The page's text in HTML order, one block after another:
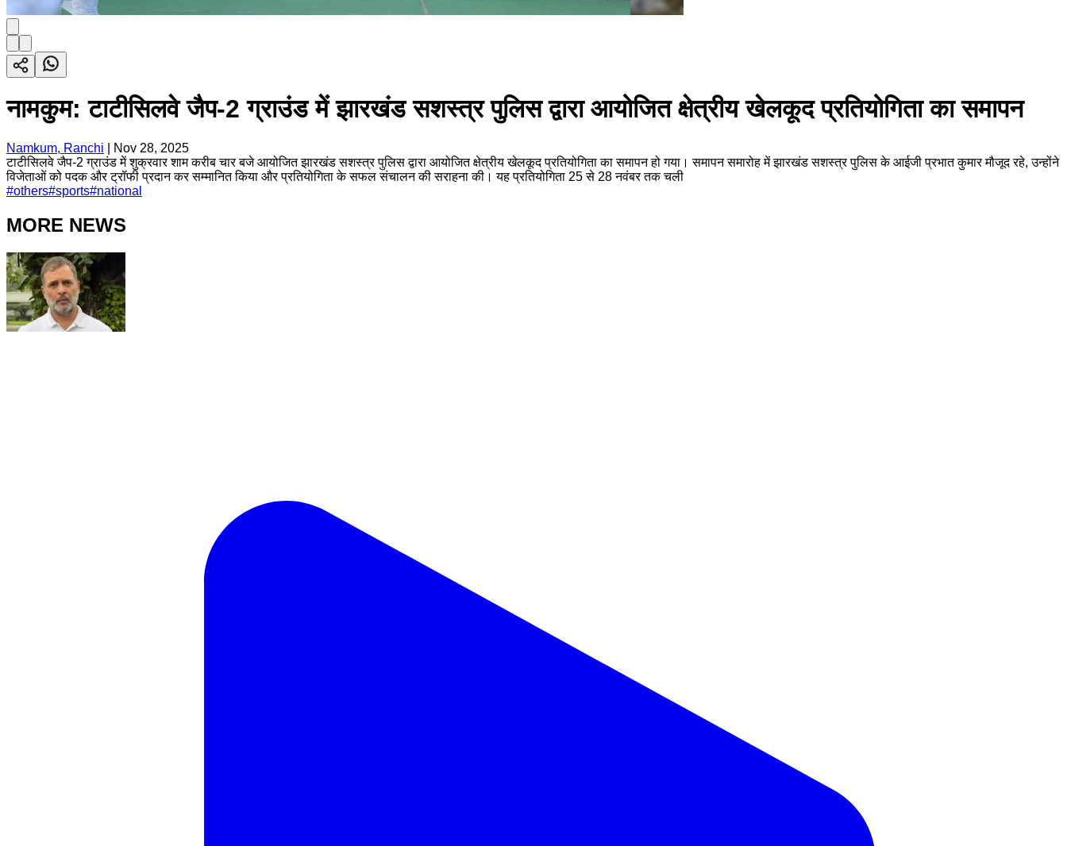
नामकुम: टाटीसिलवे जैप-2 ग्राउंड में झारखंड सशस्त्र पुलिस द्वारा आयोजित क्षेत्रीय खेलकूद प्रतियोगिता का समापन
Namkum, Ranchi
Nov 28, 2025
टाटीसिलवे जैप-2 ग्राउंड में शुक्रवार शाम करीब चार बजे आयोजित झारखंड सशस्त्र पुलिस द्वारा आयोजित क्षेत्रीय खेलकूद प्रतियोगिता का समापन हो गया। समापन समारोह में झारखंड सशस्त्र पुलिस के आईजी प्रभात कुमार मौजूद रहे, उन्होंने
विजेताओं को पदक और ट्रॉफी प्रदान कर सम्मानित किया और प्रतियोगिता के सफल संचालन की सराहना की। यह प्रतियोगिता 25 से 28 नवंबर तक चली
#others#sports#national
MORE NEWS